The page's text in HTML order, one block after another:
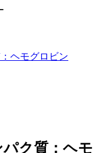
ヘモグロビン
ク質：ヘモ